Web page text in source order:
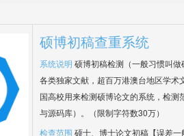
硕博初稿查重系统
系统说明 硕博初稿检测（一般习惯叫
各类独家文献，超百万港澳台地区学
国高校用来检测硕博论文的系统，检
与源码库）。（限制字符数30万）
检查范围 硕士、博士论文初稿【误差一